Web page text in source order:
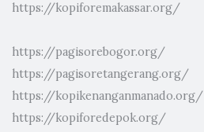
https://kopiforemakassar.org/
https://pagisorebogor.org/
https://pagisoretangerang.org/
https://kopikenanganmanado.org/
https://kopiforedepok.org/